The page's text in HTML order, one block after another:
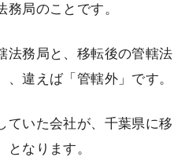
局のことです。
法務局と、移転後の管轄法
違えば「管轄外」です。
ていた会社が、千葉県に移
なります。